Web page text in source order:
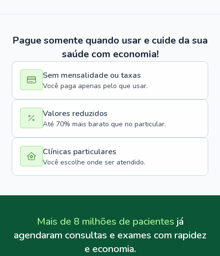
Pague somente quando usar e cuide da sua
saúde com economia!
Sem mensalidade ou taxas
Você paga apenas pelo que usar.
Valores reduzidos
Até 70% mais barato que no particular.
Clínicas particulares
Você escolhe onde ser atendido.
Mais de 8 milhões de pacientes já
agendaram consultas e exames com rapidez
e economia.